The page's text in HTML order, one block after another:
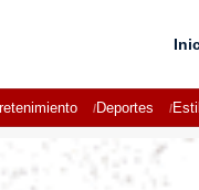
Deportes